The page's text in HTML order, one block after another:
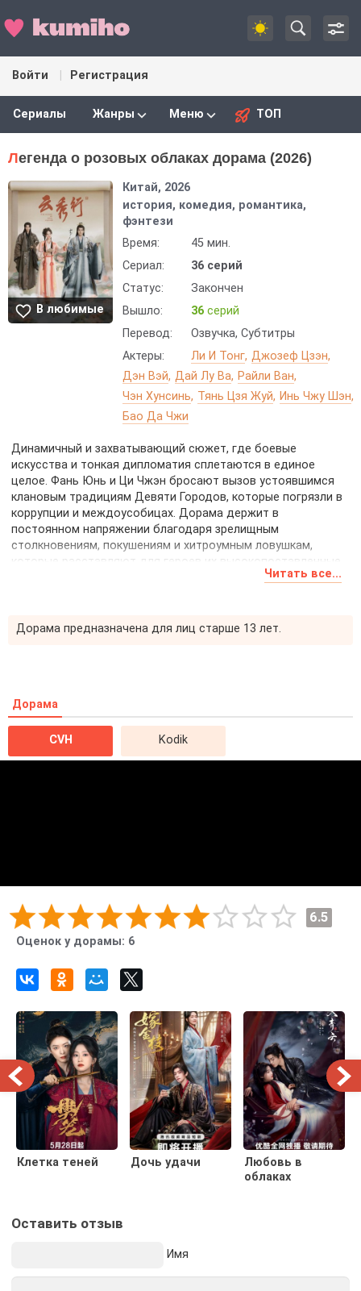
Войти Регистрация
Сериалы Жанры Меню ТОП
Легенда о розовых облаках дорама (2026)
В любимые
Китай, 2026
история, комедия, романтика,
фэнтези
Время:
45 мин.
Сериал:
36 серий
Статус:
Закончен
Вышло:
36серий
Перевод:
Озвучка, Субтитры
Актеры:
Ли И Тонг Джозеф Цзэн
Дэн Вэй Дай Лу Ва
Райли Ван
Чэн Хунсинь Тянь Цзя Жуй
Инь Чжу Шэн
Бао Да Чжи
Динамичный и захватывающий сюжет, где боевые
искусства и тонкая дипломатия сплетаются в единое
целое. Фань Юнь и Ци Чжэн бросают вызов устоявшимся
клановым традициям Девяти Городов, которые погрязли в
коррупции и междоусобицах. Дорама держит в
постоянном напряжении благодаря зрелищным
столкновениям, покушениям и хитроумным ловушкам,
которые расставляют для героев их высокопоставленные
враги. Блестящий тактический гений Фань Юнь идеально
осмелился диктовать свои правила жестокому миру и
Читать все...
Дорама предназначена для лиц старше 13 лет.
Дорама
CVH Kodik
6.5
Оценок у дорамы: 6
Клетка теней Дочь удачи
Любовь в
облаках
Оставить отзыв
Имя